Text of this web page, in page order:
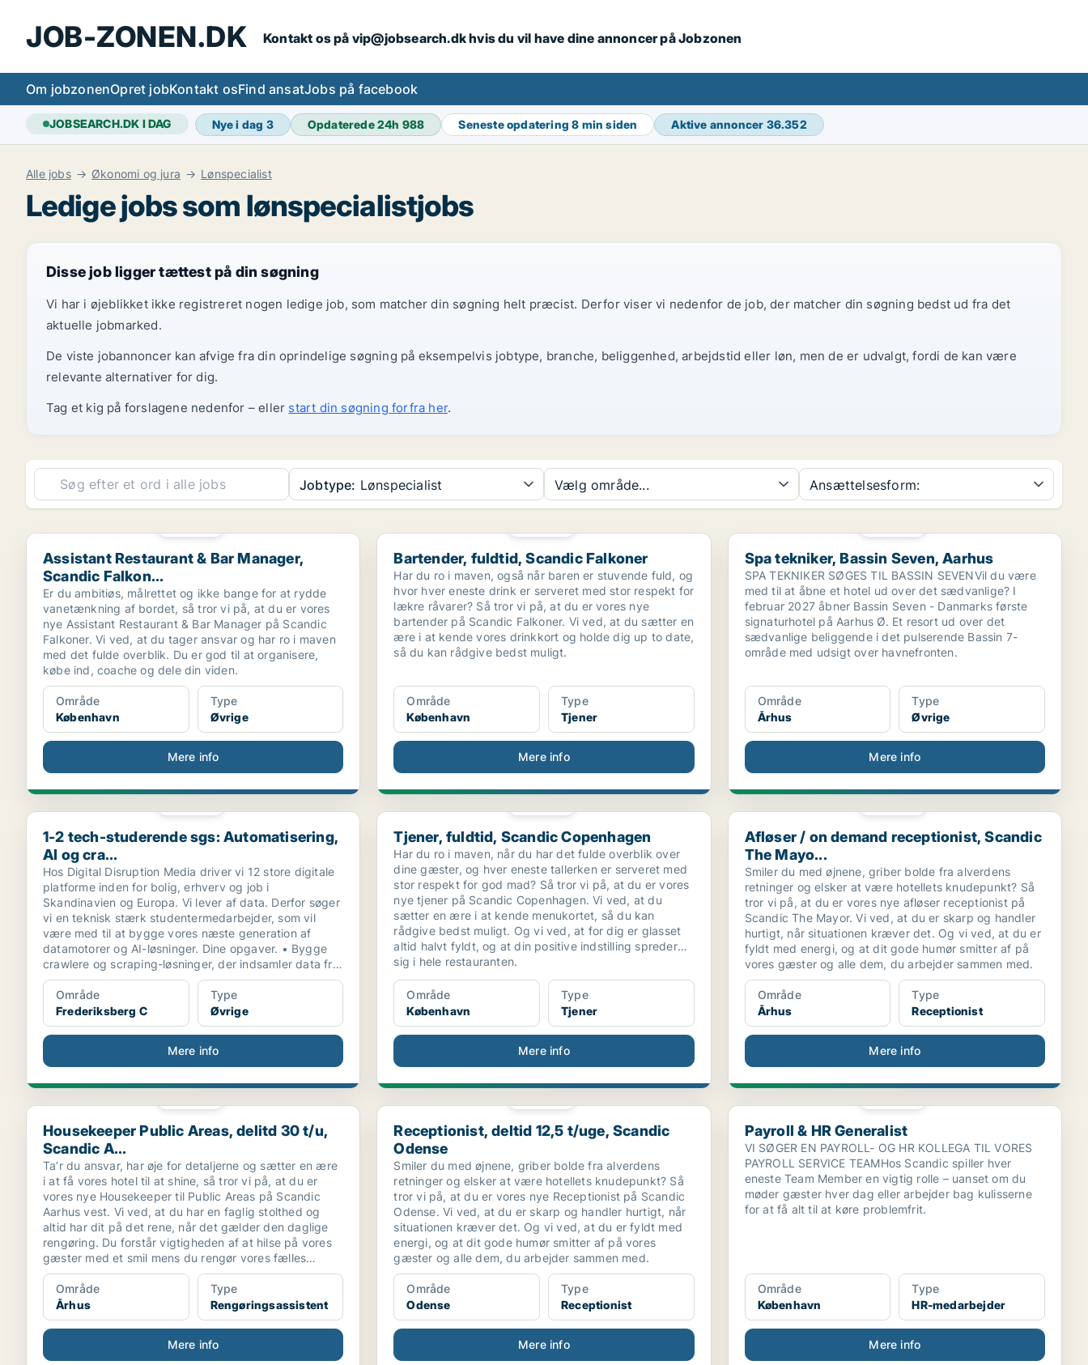
JOB-ZONEN.DK Kontakt os på vip@jobsearch.dk hvis du vil have dine annoncer på Jobzonen
Om jobzonenOpret jobKontakt osFind ansatJobs på facebook
JOBSEARCH.DK I DAG Nye i dag 3 Opdaterede 24h 988 Seneste opdatering8 min siden Aktive annoncer 36.352
Alle jobs Økonomi og jura Lønspecialist
Ledige jobs som lønspecialistjobs
Disse job ligger tættest på din søgning
Vi har i øjeblikket ikke registreret nogen ledige job, som matcher din søgning helt præcist. Derfor viser vi nedenfor de job, der matcher din søgning bedst ud fra det
aktuelle jobmarked.
De viste jobannoncer kan afvige fra din oprindelige søgning på eksempelvis jobtype, branche, beliggenhed, arbejdstid eller løn, men de er udvalgt, fordi de kan være
relevante alternativer for dig.
Tag et kig på forslagene nedenfor – eller start din søgning forfra her.
Jobtype: Lønspecialist Vælg område... Ansættelsesform:
Assistant Restaurant & Bar Manager, Scandic Falkon...
Assistant Restaurant & Bar Manager,
Scandic Falkon...
Er du ambitiøs, målrettet og ikke bange for at rydde
vanetænkning af bordet, så tror vi på, at du er vores
nye Assistant Restaurant & Bar Manager på Scandic
Falkoner. Vi ved, at du tager ansvar og har ro i maven
med det fulde overblik. Du er god til at organisere,
købe ind, coache og dele din viden.
Område
København
Type
Øvrige
Mere info
Bartender, fuldtid, Scandic Falkoner
Bartender, fuldtid, Scandic Falkoner
Har du ro i maven, også når baren er stuvende fuld, og
hvor hver eneste drink er serveret med stor respekt for
lækre råvarer? Så tror vi på, at du er vores nye
bartender på Scandic Falkoner. Vi ved, at du sætter en
ære i at kende vores drinkkort og holde dig up to date,
så du kan rådgive bedst muligt.
Område
København
Type
Tjener
Mere info
Spa tekniker, Bassin Seven, Aarhus
Spa tekniker, Bassin Seven, Aarhus
SPA TEKNIKER SØGES TIL BASSIN SEVENVil du være
med til at åbne et hotel ud over det sædvanlige? I
februar 2027 åbner Bassin Seven - Danmarks første
signaturhotel på Aarhus Ø. Et resort ud over det
sædvanlige beliggende i det pulserende Bassin 7-
område med udsigt over havnefronten.
Område
Århus
Type
Øvrige
Mere info
1-2 tech-studerende sgs: Automatisering, AI og cra...
1-2 tech-studerende sgs: Automatisering,
AI og cra...
Hos Digital Disruption Media driver vi 12 store digitale
platforme inden for bolig, erhverv og job i
Skandinavien og Europa. Vi lever af data. Derfor søger
vi en teknisk stærk studentermedarbejder, som vil
være med til at bygge vores næste generation af
datamotorer og AI-løsninger. Dine opgaver. • Bygge
crawlere og scraping-løsninger, der indsamler data fra
nettet.
Område
Frederiksberg C
Type
Øvrige
Mere info
Tjener, fuldtid, Scandic Copenhagen
Tjener, fuldtid, Scandic Copenhagen
Har du ro i maven, når du har det fulde overblik over
dine gæster, og hver eneste tallerken er serveret med
stor respekt for god mad? Så tror vi på, at du er vores
nye tjener på Scandic Copenhagen. Vi ved, at du
sætter en ære i at kende menukortet, så du kan
rådgive bedst muligt. Og vi ved, at for dig er glasset
altid halvt fyldt, og at din positive indstilling spreder
sig i hele restauranten.
Område
København
Type
Tjener
Mere info
Afløser / on demand receptionist, Scandic The Mayo...
Afløser / on demand receptionist, Scandic
The Mayo...
Smiler du med øjnene, griber bolde fra alverdens
retninger og elsker at være hotellets knudepunkt? Så
tror vi på, at du er vores nye afløser receptionist på
Scandic The Mayor. Vi ved, at du er skarp og handler
hurtigt, når situationen kræver det. Og vi ved, at du er
fyldt med energi, og at dit gode humør smitter af på
vores gæster og alle dem, du arbejder sammen med.
Område
Århus
Type
Receptionist
Mere info
Housekeeper Public Areas, delitd 30 t/u, Scandic A...
Housekeeper Public Areas, delitd 30 t/u,
Scandic A...
Ta’r du ansvar, har øje for detaljerne og sætter en ære
i at få vores hotel til at shine, så tror vi på, at du er
vores nye Housekeeper til Public Areas på Scandic
Aarhus vest. Vi ved, at du har en faglig stolthed og
altid har dit på det rene, når det gælder den daglige
rengøring. Du forstår vigtigheden af at hilse på vores
gæster med et smil mens du rengør vores fælles
områder.
Område
Århus
Type
Rengøringsassistent
Mere info
Receptionist, deltid 12,5 t/uge, Scandic Odense
Receptionist, deltid 12,5 t/uge, Scandic
Odense
Smiler du med øjnene, griber bolde fra alverdens
retninger og elsker at være hotellets knudepunkt? Så
tror vi på, at du er vores nye Receptionist på Scandic
Odense. Vi ved, at du er skarp og handler hurtigt, når
situationen kræver det. Og vi ved, at du er fyldt med
energi, og at dit gode humør smitter af på vores
gæster og alle dem, du arbejder sammen med.
Område
Odense
Type
Receptionist
Mere info
Payroll & HR Generalist
Payroll & HR Generalist
VI SØGER EN PAYROLL- OG HR KOLLEGA TIL VORES
PAYROLL SERVICE TEAMHos Scandic spiller hver
eneste Team Member en vigtig rolle – uanset om du
møder gæster hver dag eller arbejder bag kulisserne
for at få alt til at køre problemfrit.
Område
København
Type
HR-medarbejder
Mere info